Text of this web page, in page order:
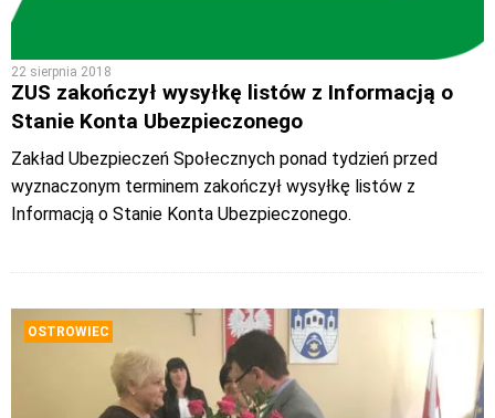
22 sierpnia 2018
ZUS zakończył wysyłkę listów z Informacją o
Stanie Konta Ubezpieczonego
Zakład Ubezpieczeń Społecznych ponad tydzień przed
wyznaczonym terminem zakończył wysyłkę listów z
Informacją o Stanie Konta Ubezpieczonego.
OSTROWIEC